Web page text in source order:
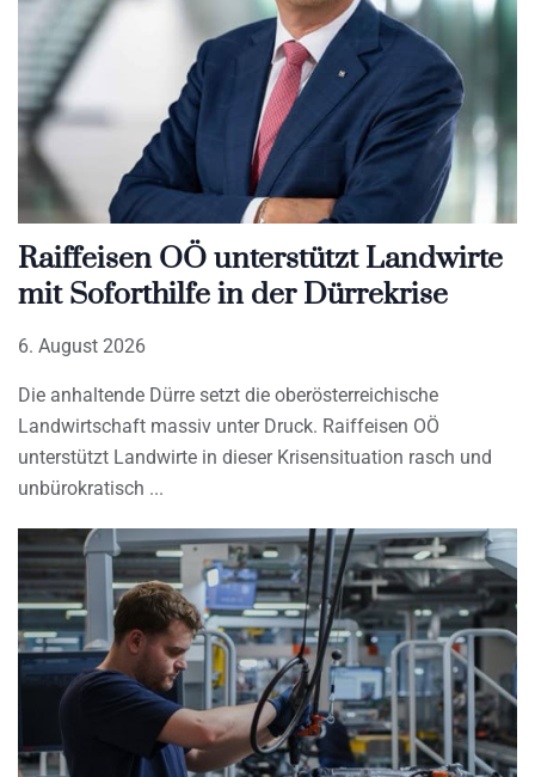
Raiffeisen OÖ unterstützt Landwirte
mit Soforthilfe in der Dürrekrise
6. August 2026
Die anhaltende Dürre setzt die oberösterreichische
Landwirtschaft massiv unter Druck. Raiffeisen OÖ
unterstützt Landwirte in dieser Krisensituation rasch und
unbürokratisch